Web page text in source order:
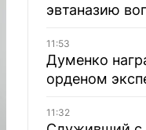
эвтаназию
11:53
Думенко
орденом
11:32